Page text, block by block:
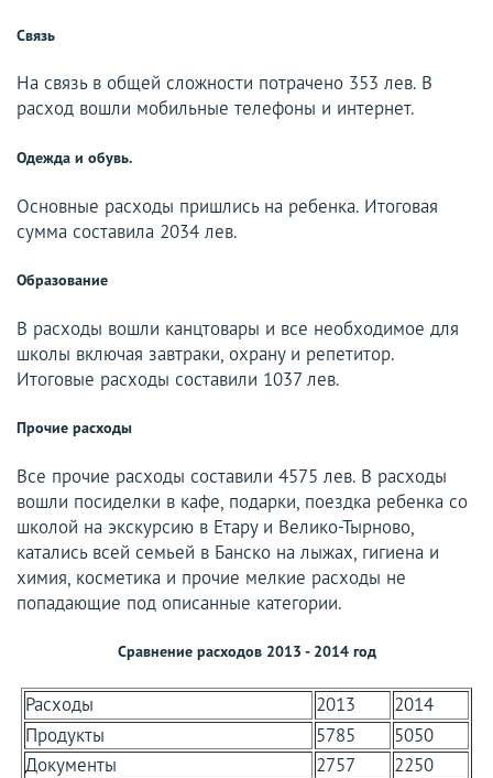
Связь
На связь в общей сложности потрачено 353 лев. В
расход вошли мобильные телефоны и интернет.
Одежда и обувь.
Основные расходы пришлись на ребенка. Итоговая
сумма составила 2034 лев.
Образование
В расходы вошли канцтовары и все необходимое для
школы включая завтраки, охрану и репетитор.
Итоговые расходы составили 1037 лев.
Прочие расходы
Все прочие расходы составили 4575 лев. В расходы
вошли посиделки в кафе, подарки, поездка ребенка со
школой на экскурсию в Етару и Велико-Тырново,
катались всей семьей в Банско на лыжах, гигиена и
химия, косметика и прочие мелкие расходы не
попадающие под описанные категории.
Сравнение расходов 2013 - 2014 год
Расходы 2013
2014
Продукты
5785
5050
Документы
2757
2250